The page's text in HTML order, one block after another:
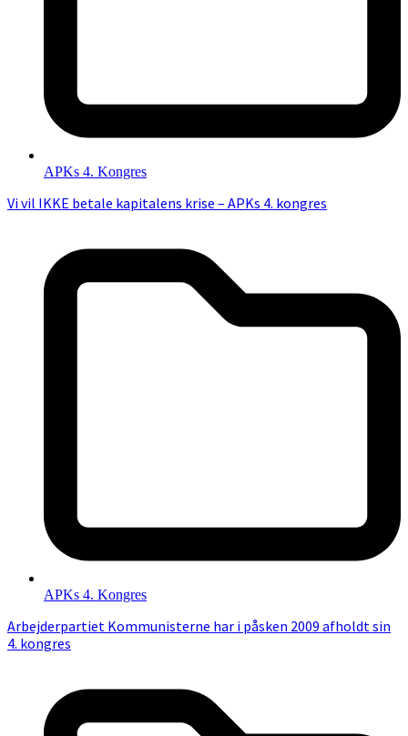
APKs 4. Kongres
Vi vil IKKE betale kapitalens krise – APKs 4. kongres
APKs 4. Kongres
Arbejderpartiet Kommunisterne har i påsken 2009 afholdt sin
4. kongres